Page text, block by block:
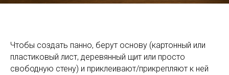
Чтобы создать панно, берут основу (картонный или
пластиковый лист, деревянный щит или просто
свободную стену) и приклеивают/прикрепляют к ней